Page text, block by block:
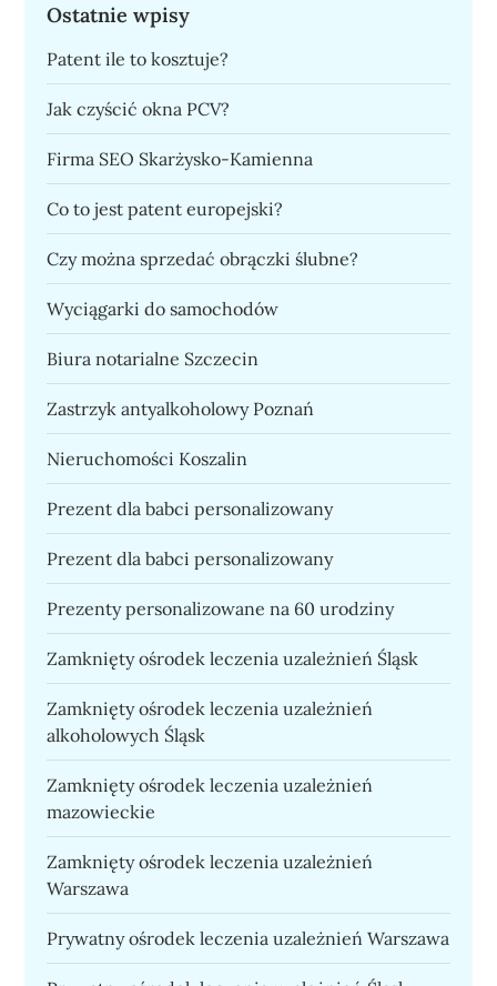
Ostatnie wpisy
Patent ile to kosztuje?
Jak czyścić okna PCV?
Firma SEO Skarżysko-Kamienna
Co to jest patent europejski?
Czy można sprzedać obrączki ślubne?
Wyciągarki do samochodów
Biura notarialne Szczecin
Zastrzyk antyalkoholowy Poznań
Nieruchomości Koszalin
Prezent dla babci personalizowany
Prezent dla babci personalizowany
Prezenty personalizowane na 60 urodziny
Zamknięty ośrodek leczenia uzależnień Śląsk
Zamknięty ośrodek leczenia uzależnień
alkoholowych Śląsk
Zamknięty ośrodek leczenia uzależnień
mazowieckie
Zamknięty ośrodek leczenia uzależnień
Warszawa
Prywatny ośrodek leczenia uzależnień Warszawa